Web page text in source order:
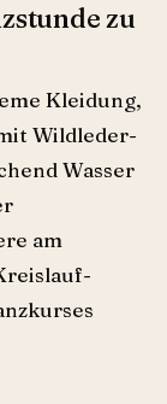
zu
Kleidung,
Wildleder­
Wasser
am